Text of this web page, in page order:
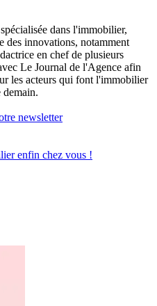
dans l'immobilier,
des innovations, notamment
en chef de plusieurs
Le Journal de l'Agence afin
les acteurs qui font l'immobilier
newsletter
enfin chez vous !